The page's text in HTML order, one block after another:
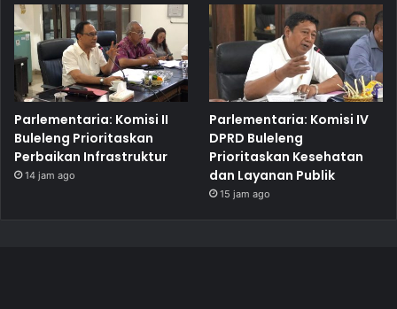
Parlementaria: Komisi II
Buleleng Prioritaskan
Perbaikan Infrastruktur
14 jam ago
Parlementaria: Komisi IV
DPRD Buleleng
Prioritaskan Kesehatan
dan Layanan Publik
15 jam ago